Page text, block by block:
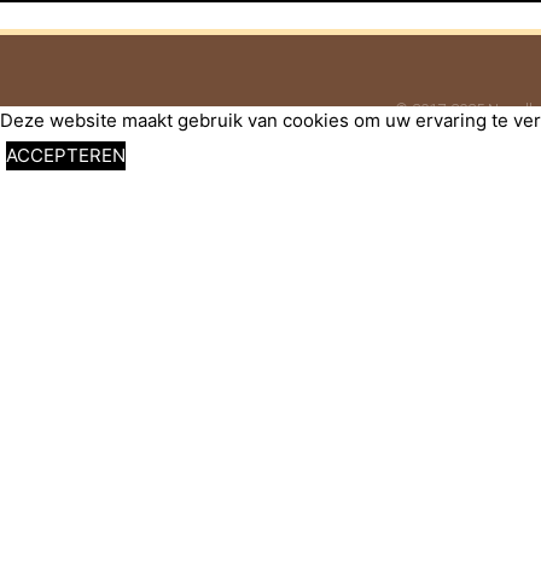
© 2017-2025
Deze website maakt gebruik van cookies om uw ervaring te
ACCEPTEREN